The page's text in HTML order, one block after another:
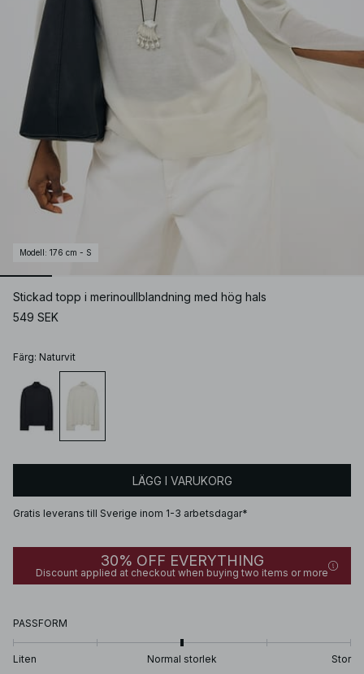
Modell : 176 cm - S
Stickad topp i merinoullblandning med hög hals
549 SEK
Färg: Naturvit
LÄGG I VARUKORG
Gratis leverans till Sverige inom 1-3 arbetsdagar*
30% OFF EVERYTHING
Discount applied at checkout when buying two items or more
PASSFORM
Liten Normal storlek Stor